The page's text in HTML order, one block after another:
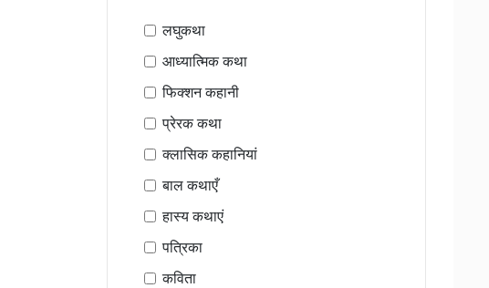
लघुकथा
आध्यात्मिक कथा
फिक्शन कहानी
प्रेरक कथा
क्लासिक कहानियां
बाल कथाएँ
हास्य कथाएं
पत्रिका
कविता